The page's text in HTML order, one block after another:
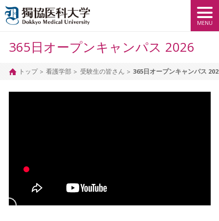
365日オープンキャンパス 2026
トップ 看護学部 受験生の皆さん 365日オープンキャンパス